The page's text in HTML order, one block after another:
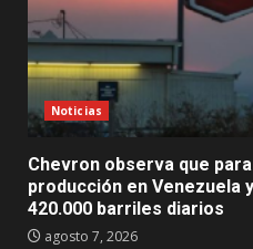
Noticias
Chevron observa que
producción en Venezuela
420.000 barriles diarios
agosto 7, 2026